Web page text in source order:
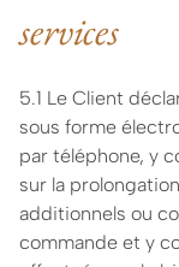
services
5.1 Le Client
sous forme
par téléphone, y
sur la
additionnels ou
commande et y